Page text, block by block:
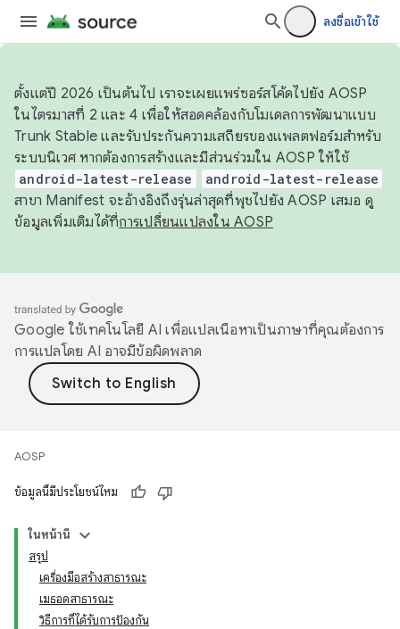
ลงชื่อเข้าใช้
ตั้งแต่ปี 2026 เป็นต้นไป เราจะเผยแพร่ซอร์สโค้ดไปยัง AOSP
ในไตรมาสที่ 2 และ 4 เพื่อให้สอดคล้องกับโมเดลการพัฒนาแบบ
Trunk Stable และรับประกันความเสถียรของแพลตฟอร์มสำหรับ
ระบบนิเวศ หากต้องการสร้างและมีส่วนร่วมใน AOSP ให้ใช้
android-latest-release android-latest-release
สาขา Manifest จะอ้างอิงถึงรุ่นล่าสุดที่พุชไปยัง AOSP เสมอ ดู
ข้อมูลเพิ่มเติมได้ที่การเปลี่ยนแปลงใน AOSP
Google ใช้เทคโนโลยี AI เพื่อแปลเนื้อหาเป็นภาษาที่คุณต้องการ
การแปลโดย AI อาจมีข้อผิดพลาด
AOSP
ข้อมูลนี้มีประโยชน์ไหม
ในหน้านี้
สรุป
เครื่องมือสร้างสาธารณะ
เมธอดสาธารณะ
วิธีการที่ได้รับการป้องกัน